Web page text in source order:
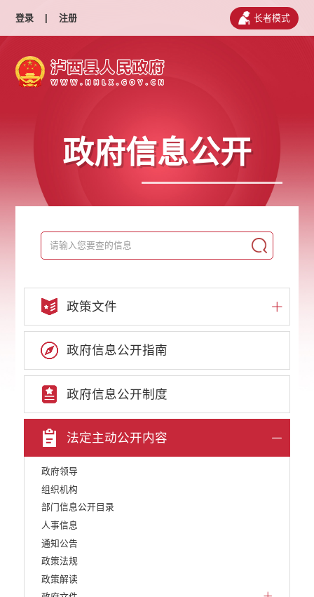
登录 | 注册 长者模式
政府信息公开
政策文件
政府信息公开指南
政府信息公开制度
法定主动公开内容
政府领导
组织机构
部门信息公开目录
人事信息
通知公告
政策法规
政策解读